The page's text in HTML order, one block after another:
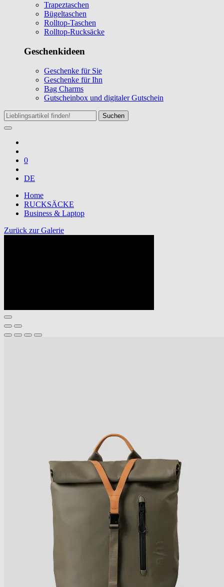
Trapeztaschen
Bügeltaschen
Rolltop-Taschen
Rolltop-Rucksäcke
Geschenkideen
Geschenke für Sie
Geschenke für Ihn
Bag Charms
Gutscheinbox und digitaler Gutschein
Suchen
0
DE
Home
RUCKSÄCKE
Business & Laptop
Zurück zur Galerie